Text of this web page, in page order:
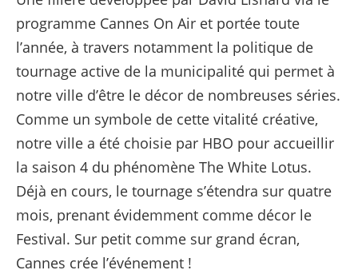
programme Cannes On Air et portée toute
l’année, à travers notamment la politique de
tournage active de la municipalité qui permet à
notre ville d’être le décor de nombreuses séries.
Comme un symbole de cette vitalité créative,
notre ville a été choisie par HBO pour accueillir
la saison 4 du phénomène The White Lotus.
Déjà en cours, le tournage s’étendra sur quatre
mois, prenant évidemment comme décor le
Festival. Sur petit comme sur grand écran,
Cannes crée l’événement !